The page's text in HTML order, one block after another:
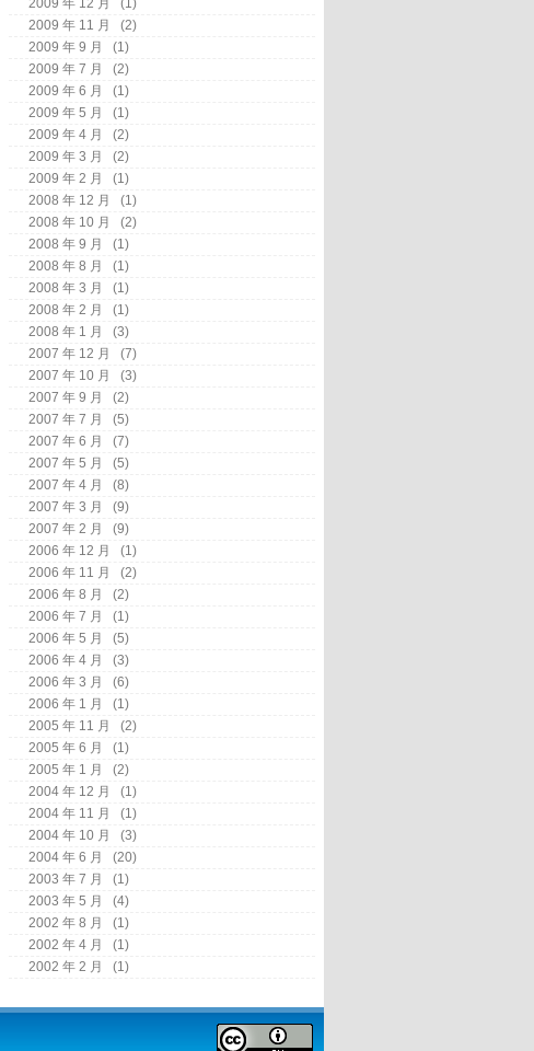
2009 年 11 月
(2)
2009 年 9 月
(1)
2009 年 7 月
(2)
2009 年 6 月
(1)
2009 年 5 月
(1)
2009 年 4 月
(2)
2009 年 3 月
(2)
2009 年 2 月
(1)
2008 年 12 月
(1)
2008 年 10 月
(2)
2008 年 9 月
(1)
2008 年 8 月
(1)
2008 年 3 月
(1)
2008 年 2 月
(1)
2008 年 1 月
(3)
2007 年 12 月
(7)
2007 年 10 月
(3)
2007 年 9 月
(2)
2007 年 7 月
(5)
2007 年 6 月
(7)
2007 年 5 月
(5)
2007 年 4 月
(8)
2007 年 3 月
(9)
2007 年 2 月
(9)
2006 年 12 月
(1)
2006 年 11 月
(2)
2006 年 8 月
(2)
2006 年 7 月
(1)
2006 年 5 月
(5)
2006 年 4 月
(3)
2006 年 3 月
(6)
2006 年 1 月
(1)
2005 年 11 月
(2)
2005 年 6 月
(1)
2005 年 1 月
(2)
2004 年 12 月
(1)
2004 年 11 月
(1)
2004 年 10 月
(3)
2004 年 6 月
(20)
2003 年 7 月
(1)
2003 年 5 月
(4)
2002 年 8 月
(1)
2002 年 4 月
(1)
2002 年 2 月
(1)